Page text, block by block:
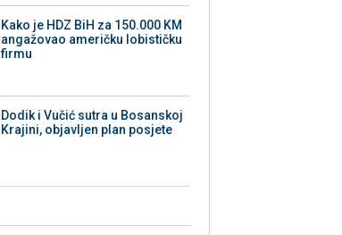
Kako je HDZ BiH za 150.000 KM
angažovao američku lobističku
firmu
Dodik i Vučić sutra u Bosanskoj
Krajini, objavljen plan posjete